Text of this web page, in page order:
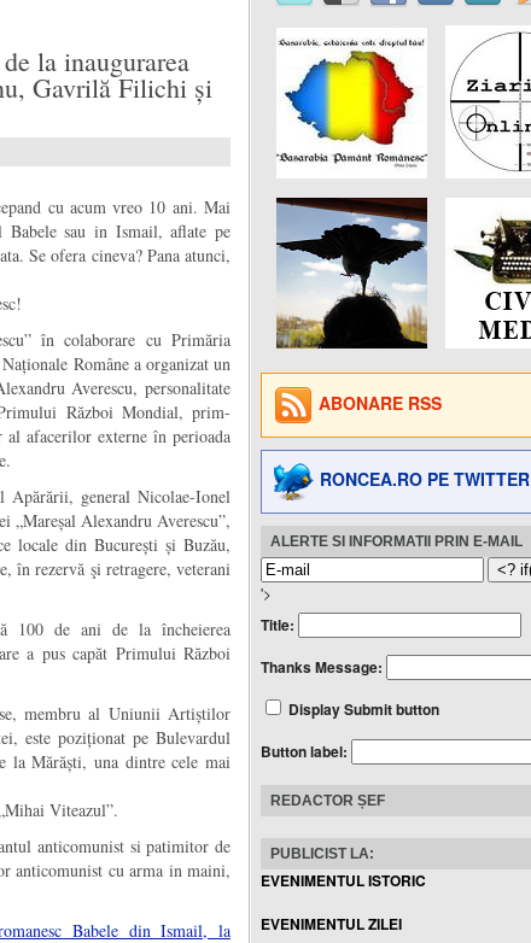
la inaugurarea
Gavrilă Filichi și
cu acum vreo 10 ani. Mai
Babele sau in Ismail, aflate pe
Se ofera cineva? Pana atunci,
în colaborare cu Primăria
Române a organizat un
Averescu, personalitate
Război Mondial, prim-
afacerilor externe în perioada
general Nicolae-Ionel
„Mareșal Alexandru Averescu”,
locale din București și Buzău,
rezervă şi retragere, veterani
100 de ani de la încheierea
a pus capăt Primului Război
membru al Uniunii Artiștilor
este poziționat pe Bulevardul
la Mărăști, una dintre cele mai
Viteazul”.
anticomunist si patimitor de
anticomunist cu arma in maini,
Babele din Ismail, la
ABONARE RSS
RONCEA.RO PE TWITTER
ALERTE SI INFORMATII PRIN E-MAIL
'>
Title:
Thanks Message:
Display Submit button
Button label:
REDACTOR ȘEF
PUBLICIST LA:
EVENIMENTUL ISTORIC
EVENIMENTUL ZILEI